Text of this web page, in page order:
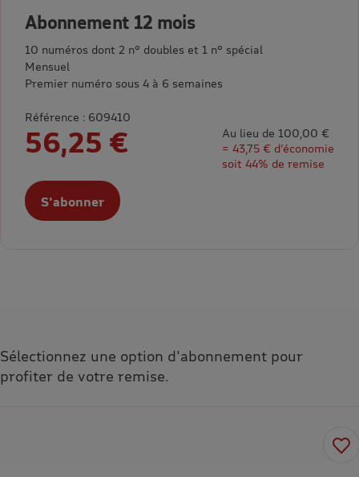
Abonnement 12 mois
10 numéros dont 2 n° doubles et 1 n° spécial
Mensuel
Premier numéro sous 4 à 6 semaines
Référence : 609410
56,25 €
Au lieu de 100,00 €
= 43,75 € d’économie
soit 44% de remise
S'abonner
Sélectionnez une option d'abonnement pour
profiter de votre remise.